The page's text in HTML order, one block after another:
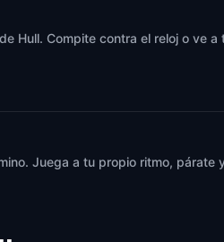
Hull. Compite contra el reloj o ve
Juega a tu propio ritmo,